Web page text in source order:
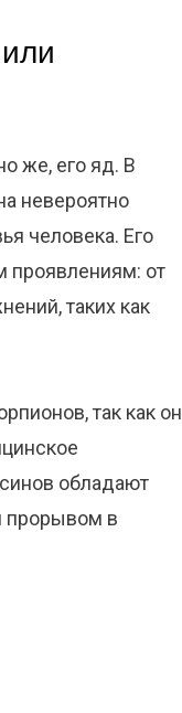
же, его яд. В
невероятно
человека. Его
проявлениям: от
таких как
так как он
обладают
прорывом в